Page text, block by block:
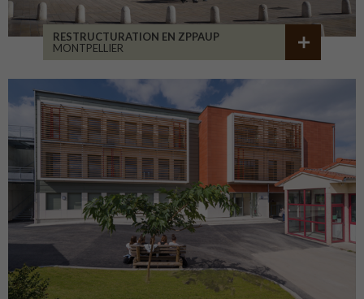
RESTRUCTURATION EN ZPPAUP
MONTPELLIER